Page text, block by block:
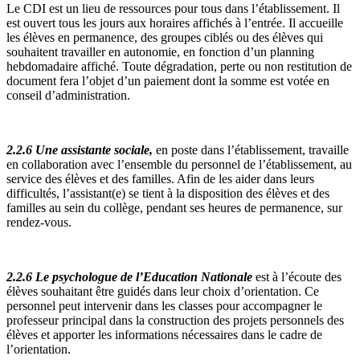
Le CDI est un lieu de ressources pour tous dans l’établissement. Il
est ouvert tous les jours aux horaires affichés à l’entrée. Il accueille
les élèves en permanence, des groupes ciblés ou des élèves qui
souhaitent travailler en autonomie, en fonction d’un planning
hebdomadaire affiché. Toute dégradation, perte ou non restitution de
document fera l’objet d’un paiement dont la somme est votée en
conseil d’administration.
2.2.6 Une assistante sociale, en poste dans l’établissement, travaille
en collaboration avec l’ensemble du personnel de l’établissement, au
service des élèves et des familles. Afin de les aider dans leurs
difficultés, l’assistant(e) se tient à la disposition des élèves et des
familles au sein du collège, pendant ses heures de permanence, sur
rendez-vous.
2.2.6 Le psychologue de l’Education Nationale est à l’écoute des
élèves souhaitant être guidés dans leur choix d’orientation. Ce
personnel peut intervenir dans les classes pour accompagner le
professeur principal dans la construction des projets personnels des
élèves et apporter les informations nécessaires dans le cadre de
l’orientation.